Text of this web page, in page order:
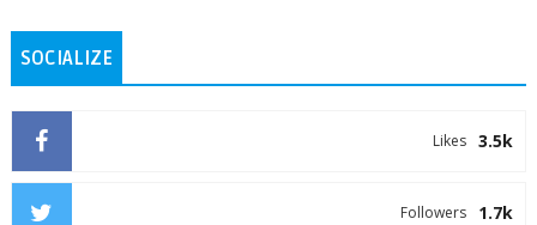
SOCIALIZE
3.5k
Likes
1.7k
Followers